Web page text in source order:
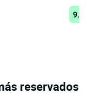
reservados